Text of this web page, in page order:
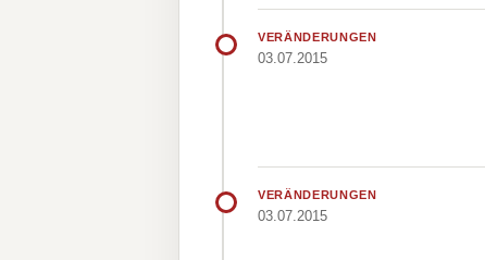
VERÄNDERUNGEN
03.07.2015
VERÄNDERUNGEN
03.07.2015